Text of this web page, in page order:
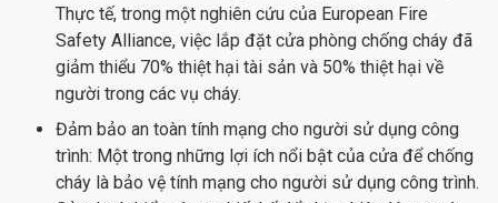
Thực tế, trong một nghiên cứu của European Fire
Safety Alliance, việc lắp đặt cửa phòng chống cháy đã
giảm thiểu 70% thiệt hại tài sản và 50% thiệt hại về
người trong các vụ cháy.
Đảm bảo an toàn tính mạng cho người sử dụng công
trình: Một trong những lợi ích nổi bật của cửa để chống
cháy là bảo vệ tính mạng cho người sử dụng công trình.